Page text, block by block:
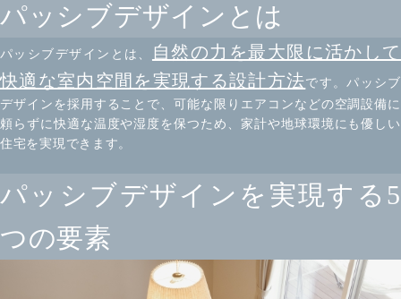
パッシブデザインとは
パッシブデザインとは、
自然の力を最大限に活かして
快適な室内空間を実現する設計方法です。パッシブ
デザインを採用することで、可能な限りエアコンなどの空調設備に
頼らずに快適な温度や湿度を保つため、家計や地球環境にも優しい
住宅を実現できます。
パッシブデザインを実現する5
つの要素